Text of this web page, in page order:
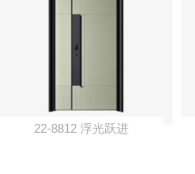
22-8812 浮光跃进